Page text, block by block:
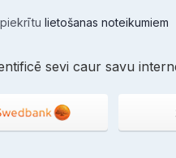
lietošanas noteikumiem
sevi caur savu